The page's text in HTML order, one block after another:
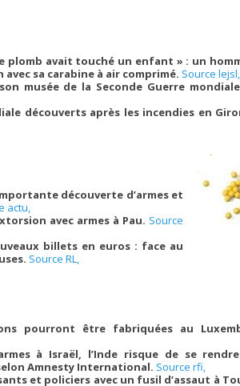
plomb avait touché un enfant » : un
avec sa carabine à air comprimé. Source lejsl,
musée de la Seconde Guerre
découverts après les incendies en
découverte d’armes et
actu,
avec armes à Pau. Source
billets en euros : face au
Source RL,
pourront être fabriquées au
à Israël, l’Inde risque de se
Amnesty International. Source rfi,
et policiers avec un fusil d’assaut à